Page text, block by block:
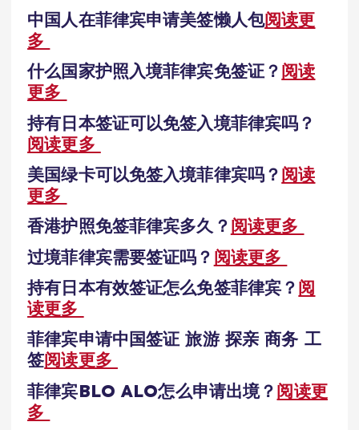
中国人在菲律宾申请美签懒人包阅读更
多
什么国家护照入境菲律宾免签证？阅读
更多
持有日本签证可以免签入境菲律宾吗？
阅读更多
美国绿卡可以免签入境菲律宾吗？阅读
更多
香港护照免签菲律宾多久？阅读更多
过境菲律宾需要签证吗？ 阅读更多
持有日本有效签证怎么免签菲律宾？阅
读更多
菲律宾申请中国签证 旅游 探亲 商务 工
签阅读更多
菲律宾BLO ALO怎么申请出境？阅读更
多